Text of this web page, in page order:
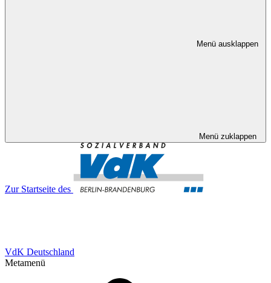
Menü ausklappen
Menü zuklappen
Zur Startseite des
VdK Deutschland
Metamenü